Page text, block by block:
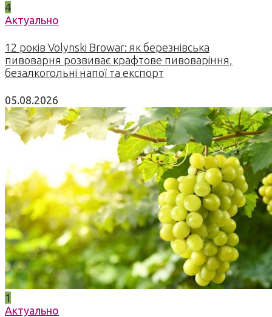
4
Актуально
12 років Volynski Browar: як березнівська
пивоварня розвиває крафтове пивоваріння,
безалкогольні напої та експорт
05.08.2026
1
Актуально